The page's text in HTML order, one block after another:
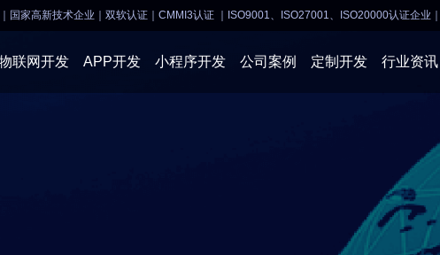
国家高新技术企业｜双软认证｜CMMI3认证 ｜ISO9001、ISO27001、ISO20000认证企业
联网开发 APP开发 小程序开发 公司案例 定制开发 行业资讯
小程序开发
系统开发
物联网开发
网站建设